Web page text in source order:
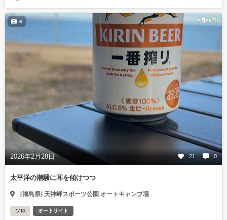
2月28日
2026年2月28日 21 0
6
太平洋の潮騒に耳を傾けつつ
[福島県] 天神岬スポーツ公園 オートキャンプ場
ソロ オートサイト